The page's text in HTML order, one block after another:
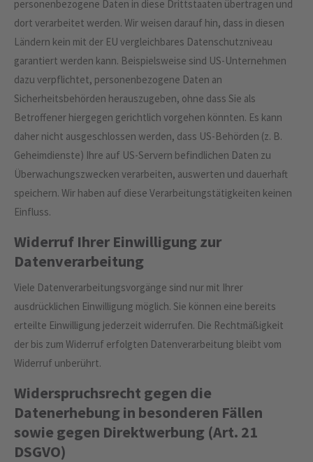
personenbezogene Daten in diese Drittstaaten übertragen und
dort verarbeitet werden. Wir weisen darauf hin, dass in diesen
Ländern kein mit der EU vergleichbares Datenschutzniveau
garantiert werden kann. Beispielsweise sind US-Unternehmen
dazu verpflichtet, personenbezogene Daten an
Sicherheitsbehörden herauszugeben, ohne dass Sie als
Betroffener hiergegen gerichtlich vorgehen könnten. Es kann
daher nicht ausgeschlossen werden, dass US-Behörden (z. B.
Geheimdienste) Ihre auf US-Servern befindlichen Daten zu
Überwachungszwecken verarbeiten, auswerten und dauerhaft
speichern. Wir haben auf diese Verarbeitungstätigkeiten keinen
Einfluss.
Widerruf Ihrer Einwilligung zur
Datenverarbeitung
Viele Datenverarbeitungsvorgänge sind nur mit Ihrer
ausdrücklichen Einwilligung möglich. Sie können eine bereits
erteilte Einwilligung jederzeit widerrufen. Die Rechtmäßigkeit
der bis zum Widerruf erfolgten Datenverarbeitung bleibt vom
Widerruf unberührt.
Widerspruchsrecht gegen die
Datenerhebung in besonderen Fällen
sowie gegen Direktwerbung (Art. 21
DSGVO)